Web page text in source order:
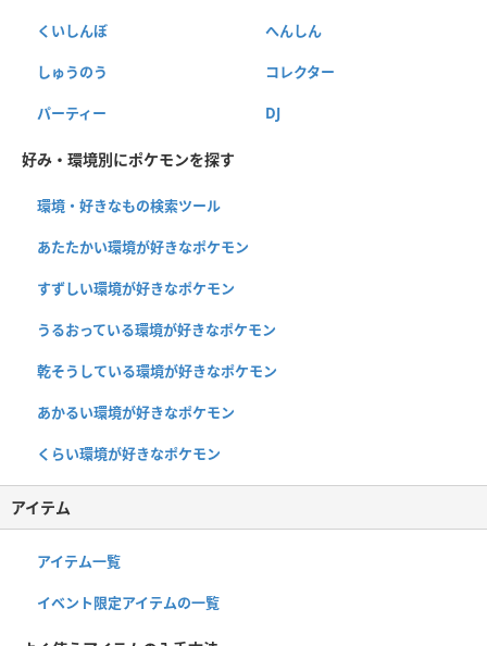
くいしんぼ へんしん
しゅうのう コレクター
パーティー DJ
好み・環境別にポケモンを探す
環境・好きなもの検索ツール
あたたかい環境が好きなポケモン
すずしい環境が好きなポケモン
うるおっている環境が好きなポケモン
乾そうしている環境が好きなポケモン
あかるい環境が好きなポケモン
くらい環境が好きなポケモン
アイテム
アイテム一覧
イベント限定アイテムの一覧